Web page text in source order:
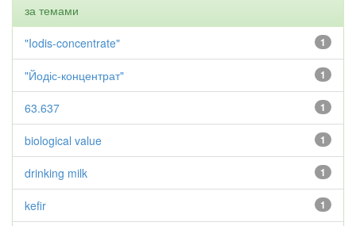
за темами
1
"Iodis-concentrate"
1
"Йодіс-концентрат"
1
63.637
1
biological value
1
drinking milk
1
kefir